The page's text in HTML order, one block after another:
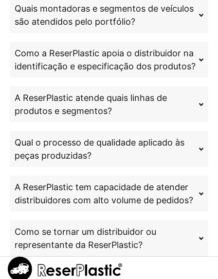
Quais montadoras e segmentos de veículos
são atendidos pelo portfólio?
Como a ReserPlastic apoia o distribuidor na
identificação e especificação dos produtos?
A ReserPlastic atende quais linhas de
produtos e segmentos?
Qual o processo de qualidade aplicado às
peças produzidas?
A ReserPlastic tem capacidade de atender
distribuidores com alto volume de pedidos?
Como se tornar um distribuidor ou
representante da ReserPlastic?